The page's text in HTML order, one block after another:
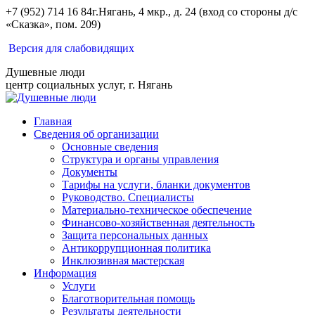
Перейти
к
+7 (952) 714 16 84г.Нягань, 4 мкр., д. 24 (вход со стороны д/с
«Сказка», пом. 209)
Вконтакте
Одноклассники
Версия для слабовидящих
Душевные люди
центр социальных услуг, г. Нягань
Главная
Сведения об организации
Основные сведения
Структура и органы управления
Документы
Тарифы на услуги, бланки документов
Руководство. Специалисты
Материально-техническое обеспечение
Финансово-хозяйственная деятельность
Защита персональных данных
Антикоррупционная политика
Инклюзивная мастерская
Информация
Услуги
Благотворительная помощь
Результаты деятельности